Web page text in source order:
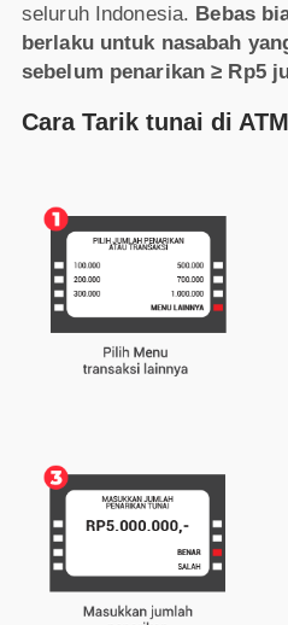
seluruh Indonesia. Bebas
berlaku untuk nasabah
sebelum penarikan ≥ Rp5
Cara Tarik tunai di